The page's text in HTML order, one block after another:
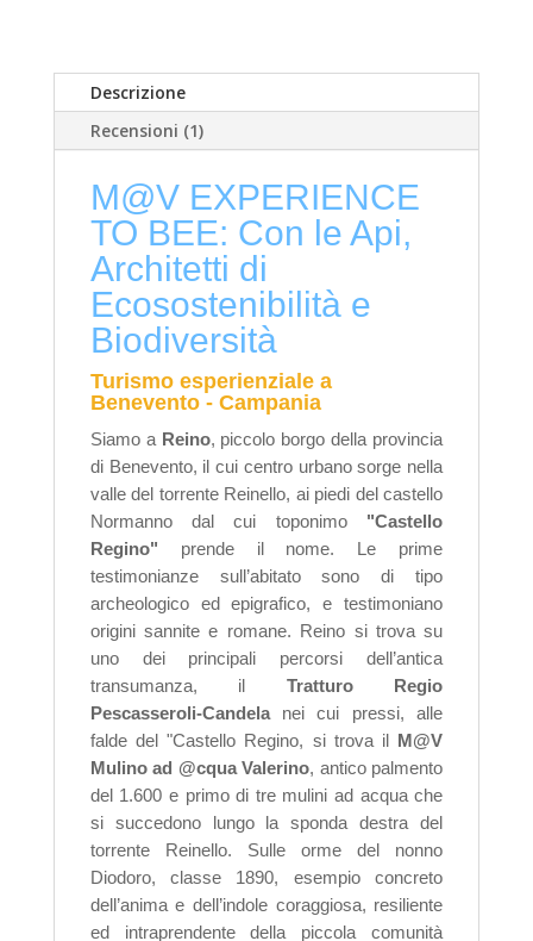
Descrizione
Recensioni (1)
M@V EXPERIENCE
TO BEE: Con le Api,
Architetti di
Ecosostenibilità e
Biodiversità
Turismo esperienziale a
Benevento - Campania
Siamo a Reino, piccolo borgo della provincia
di Benevento, il cui centro urbano sorge nella
valle del torrente Reinello, ai piedi del castello
Normanno dal cui toponimo "Castello
Regino" prende il nome. Le prime
testimonianze sull’abitato sono di tipo
archeologico ed epigrafico, e testimoniano
origini sannite e romane. Reino si trova su
uno dei principali percorsi dell’antica
transumanza, il Tratturo Regio
Pescasseroli-Candelanei cui pressi, alle
falde del "Castello Regino, si trova il M@V
Mulino ad @cqua Valerino, antico palmento
del 1.600 e primo di tre mulini ad acqua che
si succedono lungo la sponda destra del
torrente Reinello. Sulle orme del nonno
Diodoro, classe 1890,
esempio concreto
dell’anima e dell’indole coraggiosa, resiliente
ed intraprendente della piccola comunità